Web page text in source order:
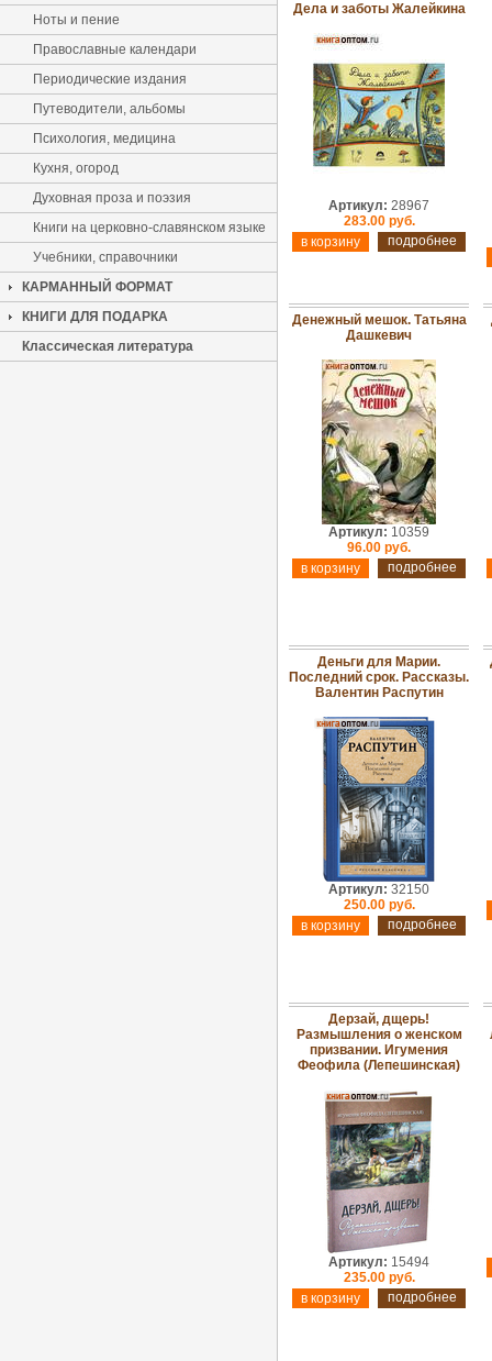
Ноты и пение
Православные календари
Периодические издания
Путеводители, альбомы
Психология, медицина
Кухня, огород
Духовная проза и поэзия
Книги на церковно-славянском языке
Учебники, справочники
КАРМАННЫЙ ФОРМАТ
КНИГИ ДЛЯ ПОДАРКА
Классическая литература
Дела и заботы Жалейкина
Артикул: 28967
283.00 руб.
подробнее
Денежный мешок. Татьяна
Дашкевич
Артикул: 10359
96.00 руб.
подробнее
Деньги для Марии.
Последний срок. Рассказы.
Валентин Распутин
Артикул: 32150
250.00 руб.
подробнее
Дерзай, дщерь!
Размышления о женском
призвании. Игумения
Феофила (Лепешинская)
Артикул: 15494
235.00 руб.
подробнее